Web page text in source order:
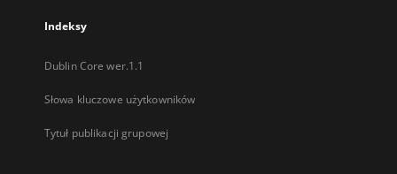
Indeksy
Dublin Core wer.1.1
Słowa kluczowe użytkowników
Tytuł publikacji grupowej